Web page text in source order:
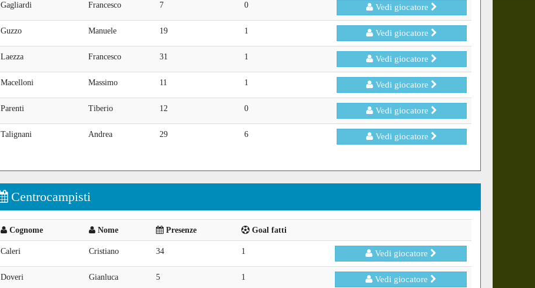
Gagliardi Francesco 7 0 Vedi giocatore
Guzzo Manuele 19 1 Vedi giocatore
Laezza Francesco 31 1 Vedi giocatore
Macelloni Massimo 11 1 Vedi giocatore
Parenti Tiberio 12 0 Vedi giocatore
Talignani Andrea 29 6 Vedi giocatore
Centrocampisti
Cognome Nome Presenze Goal fatti
Caleri Cristiano 34 1 Vedi giocatore
Doveri Gianluca 5 1 Vedi giocatore